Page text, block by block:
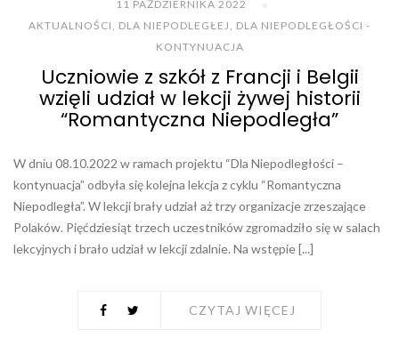
11 PAŹDZIERNIKA 2022
AKTUALNOŚCI, DLA NIEPODLEGŁEJ, DLA NIEPODLEGŁOŚCI -
KONTYNUACJA
Uczniowie z szkół z Francji i Belgii
wzięli udział w lekcji żywej historii
“Romantyczna Niepodległa”
W dniu 08.10.2022 w ramach projektu “Dla Niepodległości –
kontynuacja” odbyła się kolejna lekcja z cyklu “Romantyczna
Niepodległa”. W lekcji brały udział aż trzy organizacje zrzeszające
Polaków. Pięćdziesiąt trzech uczestników zgromadziło się w salach
lekcyjnych i brało udział w lekcji zdalnie. Na wstępie [...]
CZYTAJ WIĘCEJ